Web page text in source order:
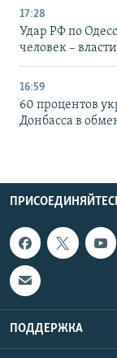
17:28
Удар РФ по
человек – власти
16:59
60 процентов
Донбасса в
ПОДДЕРЖКА